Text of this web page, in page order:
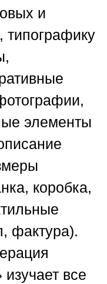
и
типографику
элементы
коробка,
фактура).
изучает все